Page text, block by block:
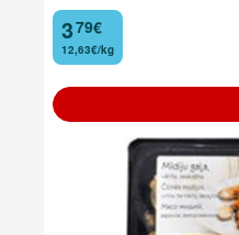
3
. 79€
12,63€/kg